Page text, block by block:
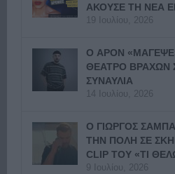
ΑΚΟΥΣΕ ΤΗ ΝΕΑ
19 Ιουλίου, 2026
Ο APON
ΘΕΑΤΡΟ ΒΡΑΧΩΝ
ΣΥΝΑΥΛΙΑ
14 Ιουλίου, 2026
Ο ΓΙΩΡΓΟΣ
ΤΗΝ ΠΟΛΗ ΣΕ
CLIP ΤΟΥ «ΤΙ
9 Ιουλίου, 2026